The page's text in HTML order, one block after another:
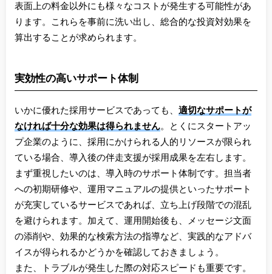
表面上の料金以外にも様々なコストが発生する可能性があ
ります。これらを事前に洗い出し、総合的な投資対効果を
算出することが求められます。
実効性の高いサポート体制
いかに優れた採用サービスであっても、 適切なサポートが
なければ十分な効果は得られません。とくにスタートアッ
プ企業のように、採用にかけられる人的リソースが限られ
ている場合、導入後の伴走支援が採用成果を左右します。
まず重視したいのは、導入時のサポート体制です。担当者
への初期研修や、運用マニュアルの提供といったサポート
が充実しているサービスであれば、立ち上げ段階での混乱
を避けられます。加えて、運用開始後も、メッセージ文面
の添削や、効果的な検索方法の指導など、実践的なアドバ
イスが得られるかどうかを確認しておきましょう。
また、トラブルが発生した際の対応スピードも重要です。